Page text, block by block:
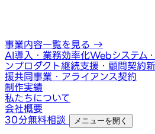
事業内容一覧を見る →
AI導入・業務効率化Webシステム
ンプロダクト継続支援・顧問契約
援共同事業・アライアンス契約
制作実績
私たちについて
会社概要
30分無料相談
メニューを開く